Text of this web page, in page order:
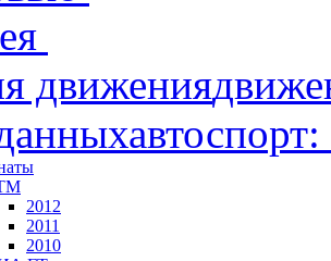
движения
2012
2011
2010